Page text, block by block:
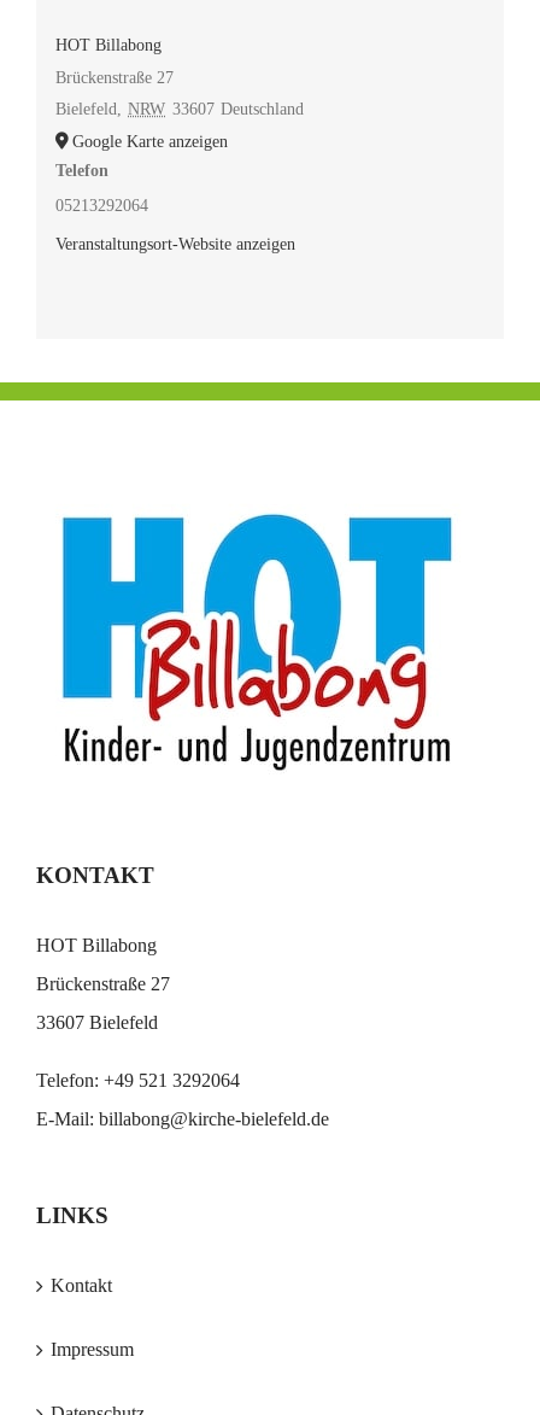
HOT Billabong
Brückenstraße 27
Bielefeld
NRW 33607 Deutschland
Google Karte anzeigen
Telefon
05213292064
Veranstaltungsort-Website anzeigen
KONTAKT
HOT Billabong
Brückenstraße 27
33607 Bielefeld
Telefon: +49 521 3292064
E-Mail: billabong@kirche-bielefeld.de
LINKS
Kontakt
Impressum